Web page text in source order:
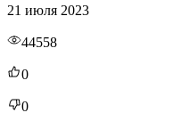
21 июля 2023
44558
0
0